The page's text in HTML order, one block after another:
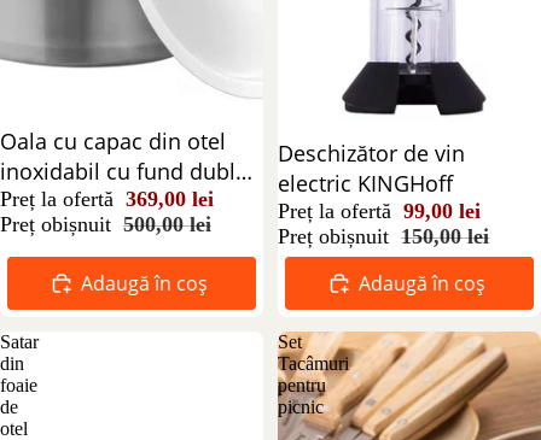
Reducere 26%
Oala cu capac din otel
inoxidabil cu fund dublu
25 litri
Preț la ofertă 369,00 lei
Preț obișnuit 500,00 lei
Adaugă în coș
Reducere 34%
Deschizător de vin
electric KINGHoff
Preț la ofertă 99,00 lei
Preț obișnuit 150,00 lei
Adaugă în coș
Satar
din
foaie
de
otel
Set
Tacâmuri
pentru
picnic